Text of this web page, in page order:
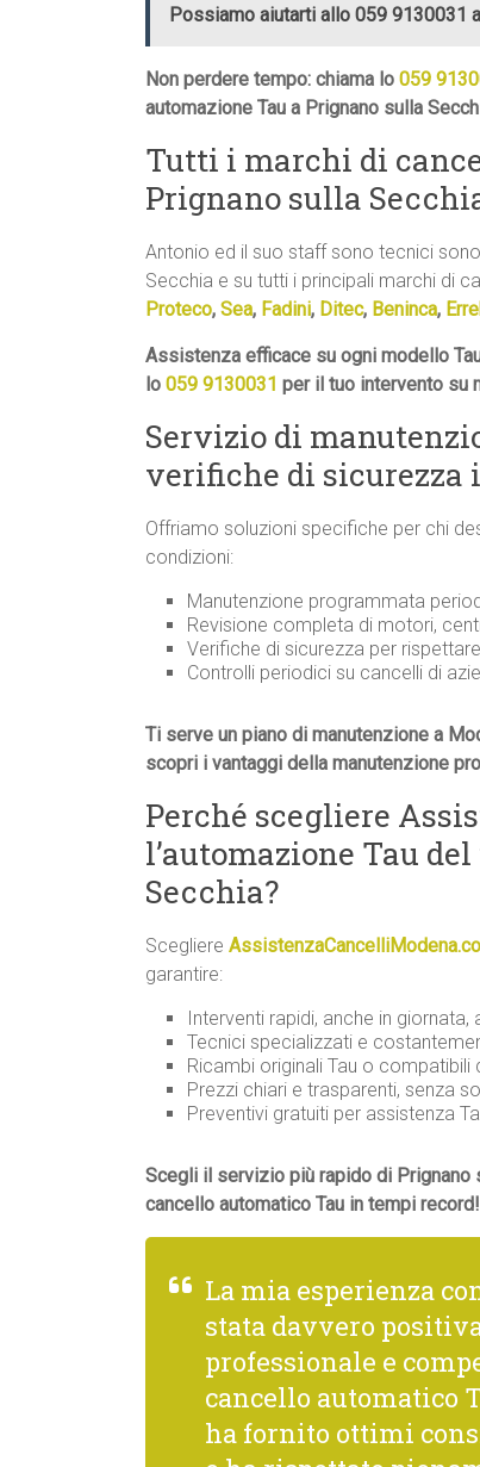
Possiamo aiutarti allo 059 9130031
Non perdere tempo: chiama lo 059
automazione Tau a Prignano sulla
Tutti i marchi di
Prignano sulla
Antonio ed il suo staff sono tecnici
Secchia e su tutti i principali marchi di
Proteco, Sea, Fadini, Ditec, Beninca,
Assistenza efficace su ogni modello
lo 059 9130031 per il tuo intervento su
Servizio di
verifiche di sicurezza
Offriamo soluzioni specifiche per chi
condizioni:
Manutenzione programmata
Revisione completa di motori,
Verifiche di sicurezza per
Controlli periodici su cancelli di
Ti serve un piano di manutenzione a
scopri i vantaggi della manutenzione
Perché scegliere
l’automazione Tau
Secchia?
Scegliere
garantire:
Interventi rapidi, anche in
Tecnici specializzati e
Ricambi originali Tau o compatibili
Prezzi chiari e trasparenti, senza
Preventivi gratuiti per assistenza
Scegli il servizio più rapido di Prignano
cancello automatico Tau in tempi record!
La mia esperienza
stata davvero
professionale e
cancello automatico
ha fornito ottimi